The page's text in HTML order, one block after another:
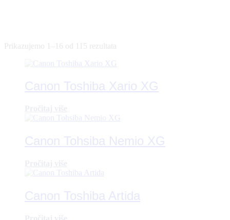
Prikazujemo 1–16 od 115 rezultata
Canon Toshiba Xario XG
Canon Tohsiba Nemio XG
Canon Toshiba Artida